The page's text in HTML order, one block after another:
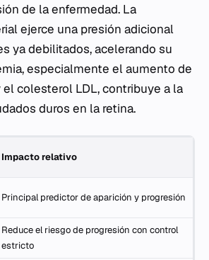
de la enfermedad. La
ejerce una presión adicional
ya debilitados, acelerando su
especialmente el aumento de
colesterol LDL, contribuye a la
duros en la retina.
Impacto relativo
Principal predictor de aparición y progresión
Reduce el riesgo de progresión con control
estricto